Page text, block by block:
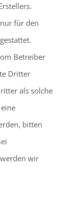
für den
Betreiber
Dritter
als solche
bitten
wir